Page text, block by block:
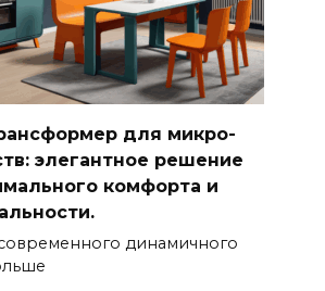
для микро-
элегантное решение
комфорта и
динамичного